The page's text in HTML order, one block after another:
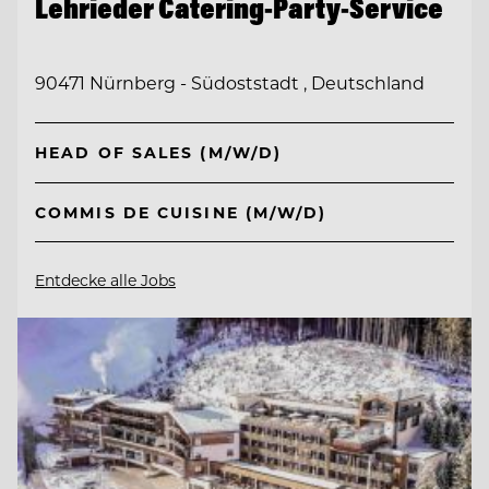
Lehrieder Catering-Party-Service
90471 Nürnberg - Südoststadt , Deutschland
HEAD OF SALES (M/W/D)
COMMIS DE CUISINE (M/W/D)
Entdecke alle Jobs